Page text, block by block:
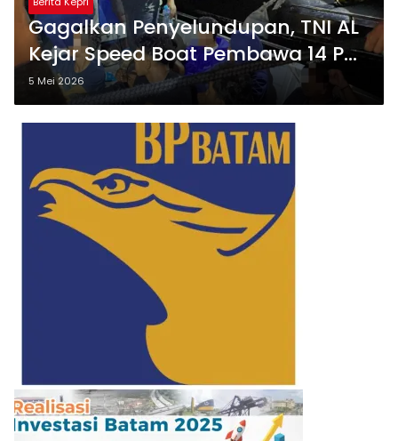
Gagalkan Penyelundupan, TNI AL
Kejar Speed Boat Pembawa 14 PMI
Non-Prosedural
5 Mei 2026